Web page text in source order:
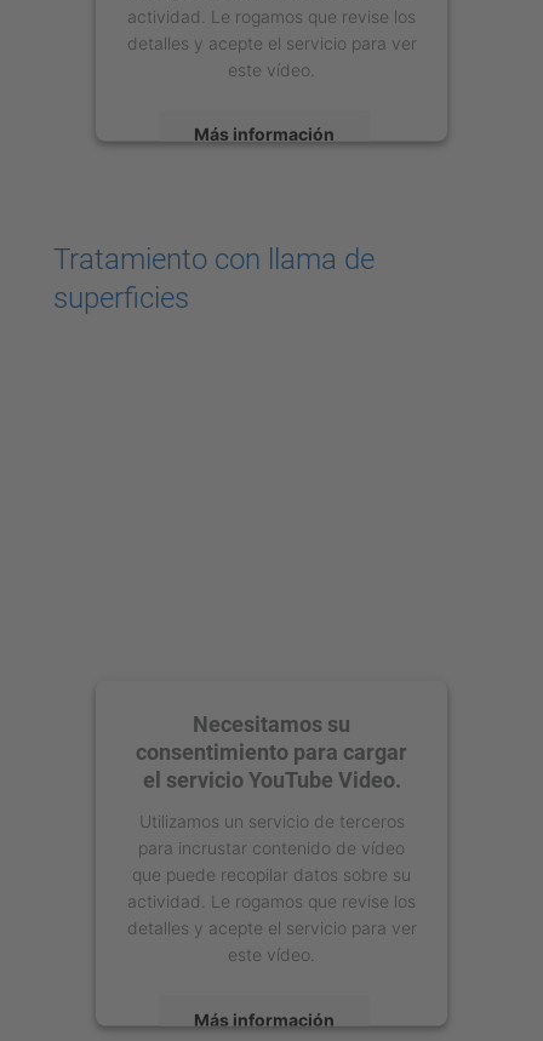
actividad. Le rogamos que revise los
detalles y acepte el servicio para ver
este vídeo.
Más información
Management Platform
Tratamiento con llama de
superficies
Necesitamos su
consentimiento para cargar
el servicio YouTube Video.
Utilizamos un servicio de terceros
para incrustar contenido de vídeo
que puede recopilar datos sobre su
actividad. Le rogamos que revise los
detalles y acepte el servicio para ver
este vídeo.
Más información